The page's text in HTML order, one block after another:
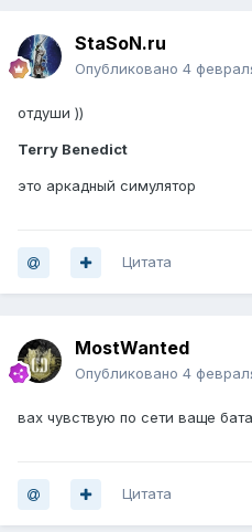
StaSoN.ru
Опубликовано 4
отдуши ))
Terry Benedict
это аркадный симулятор
Цитата
MostWanted
Опубликовано 4
вах чувствую по сети ваще
Цитата